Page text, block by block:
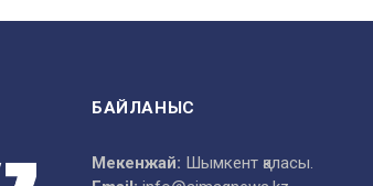
БАЙЛАНЫС
Мекенжай: Шымкент қаласы.